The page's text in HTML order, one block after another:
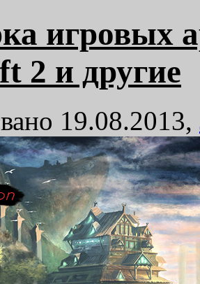
игровых
2 и другие
19.08.2013,